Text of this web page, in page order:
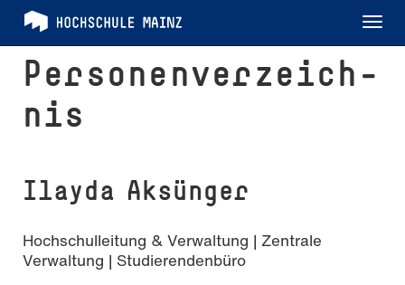
Per­so­nen­ver­zeich­
nis
Ilayda Aksünger
Hochschulleitung & Verwaltung | Zentrale
Verwaltung | Studierendenbüro